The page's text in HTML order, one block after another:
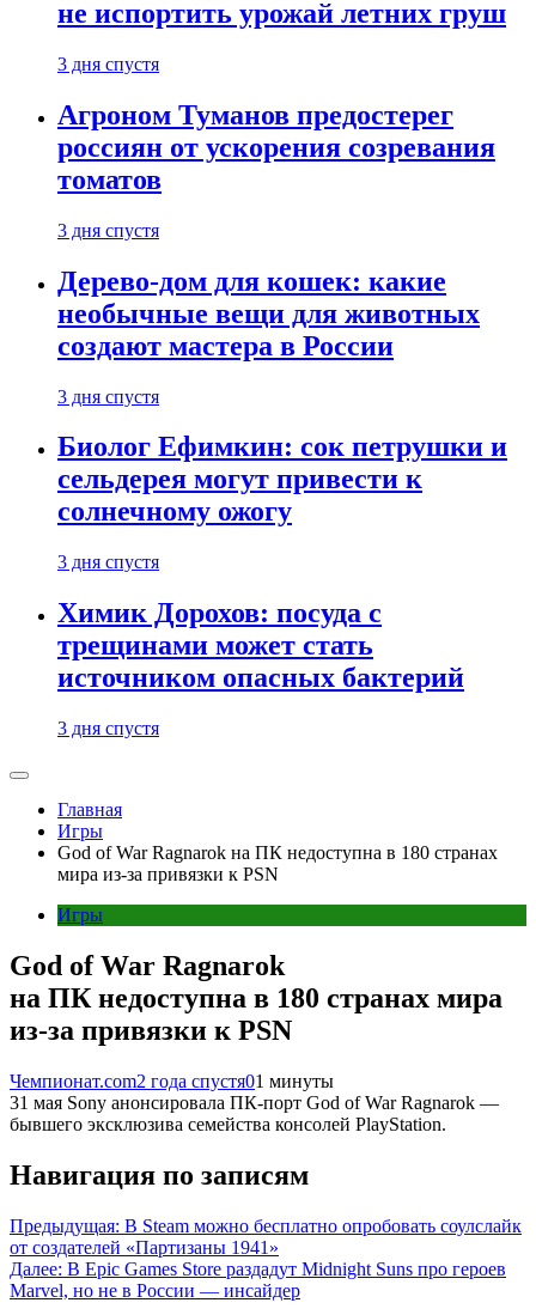
не испортить урожай летних груш
3 дня спустя
Агроном Туманов предостерег
россиян от ускорения созревания
томатов
3 дня спустя
Дерево-дом для кошек: какие
необычные вещи для животных
создают мастера в России
3 дня спустя
Биолог Ефимкин: сок петрушки и
сельдерея могут привести к
солнечному ожогу
3 дня спустя
Химик Дорохов: посуда с
трещинами может стать
источником опасных бактерий
3 дня спустя
Главная
Игры
God of War Ragnarok на ПК недоступна в 180 странах
мира из-за привязки к PSN
Игры
God of War Ragnarok
на ПК недоступна в 180 странах мира
из-за привязки к PSN
Чемпионат.com2 года спустя01 минуты
31 мая Sony анонсировала ПК-порт God of War Ragnarok —
бывшего эксклюзива семейства консолей PlayStation.
Навигация по записям
Предыдущая: В Steam можно бесплатно опробовать соулслайк
от создателей «Партизаны 1941»
Далее: В Epic Games Store раздадут Midnight Suns про героев
Marvel, но не в России — инсайдер